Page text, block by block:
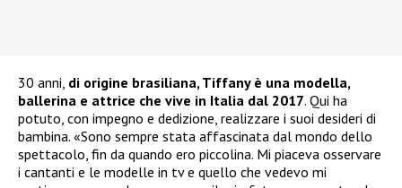
30 anni, di origine brasiliana, Tiffany è una modella,
ballerina e attrice che vive in Italia dal 2017. Qui ha
potuto, con impegno e dedizione, realizzare i suoi desideri di
bambina. «Sono sempre stata affascinata dal mondo dello
spettacolo, fin da quando ero piccolina. Mi piaceva osservare
i cantanti e le modelle in tv e quello che vedevo mi